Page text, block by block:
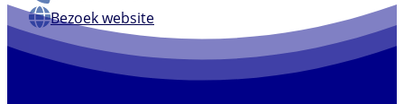
Bezoek website